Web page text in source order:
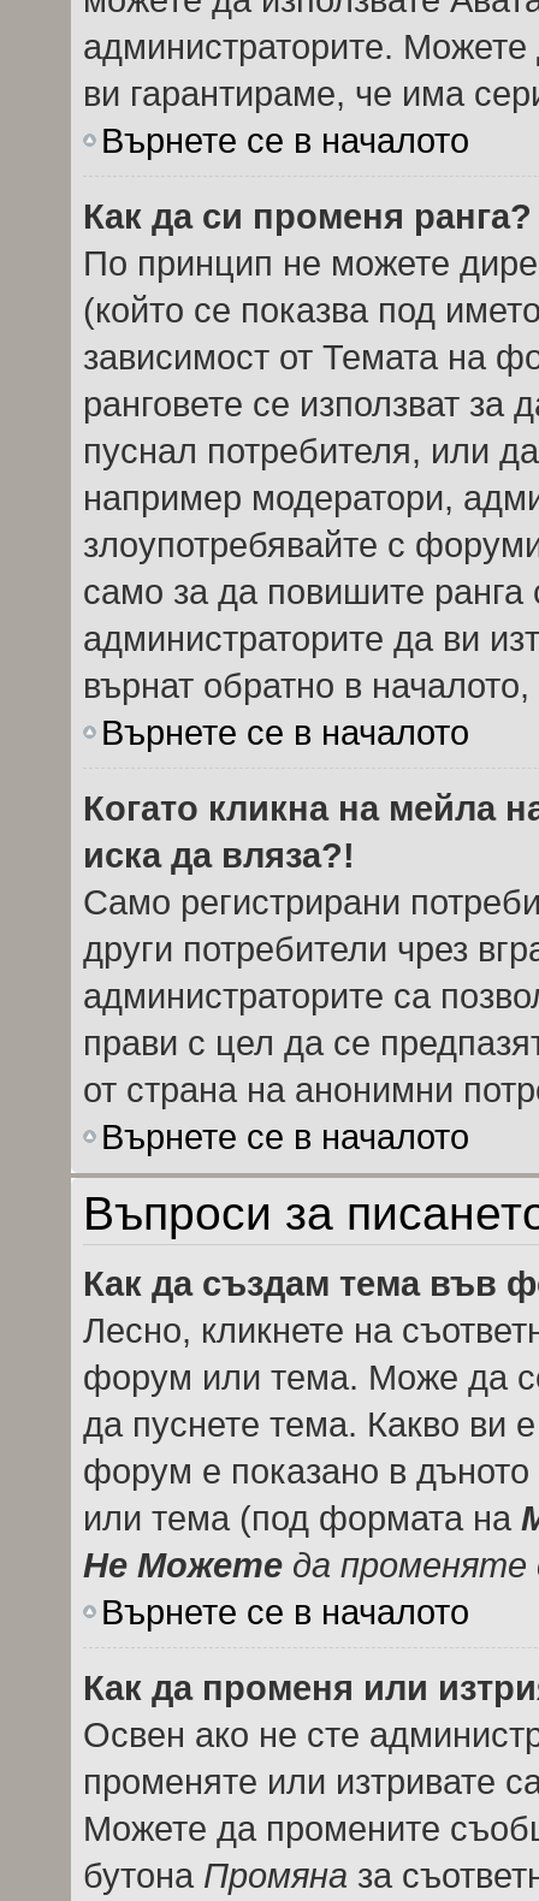
администраторите. Можете
ви гарантираме, че има
Върнете се в началото
Как да си променя ранга?
По принцип не можете
(който се показва под
зависимост от Темата на
ранговете се използват
пуснал потребителя, или
например модератори,
злоупотребявайте с
само за да повишите ранга
администраторите да ви
върнат обратно в
Върнете се в началото
Когато кликна на мейла
иска да вляза?!
Само регистрирани
други потребители чрез
администраторите са
прави с цел да се
от страна на анонимни
Върнете се в началото
Въпроси за
Как да създам тема във
Лесно, кликнете на
форум или тема. Може да
да пуснете тема. Какво ви
форум е показано в
или тема (под формата на
Не Можете да
Върнете се в началото
Как да променя или
Освен ако не сте
променяте или изтривате
Можете да промените
бутона Промяна за